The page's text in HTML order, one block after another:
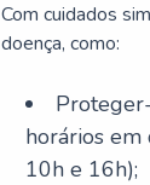
Com cuidados
doença, como:
horários em
10h e 16h);